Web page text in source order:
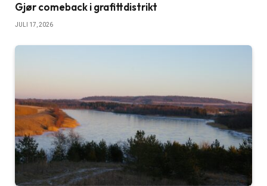
Gjør comeback i grafittdistrikt
JULI 17, 2026